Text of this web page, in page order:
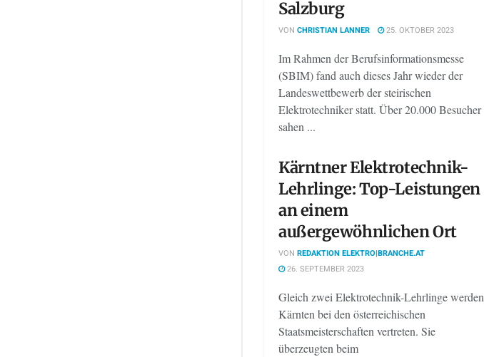
Salzburg
VON CHRISTIAN LANNER 25. OKTOBER 2023
Im Rahmen der Berufsinformationsmesse
(SBIM) fand auch dieses Jahr wieder der
Landeswettbewerb der steirischen
Elektrotechniker statt. Über 20.000 Besucher
sahen ...
Kärntner Elektrotechnik-
Lehrlinge: Top-Leistungen
an einem
außergewöhnlichen Ort
VON REDAKTION ELEKTRO|BRANCHE.AT
26. SEPTEMBER 2023
Gleich zwei Elektrotechnik-Lehrlinge werden
Kärnten bei den österreichischen
Staatsmeisterschaften vertreten. Sie
überzeugten beim